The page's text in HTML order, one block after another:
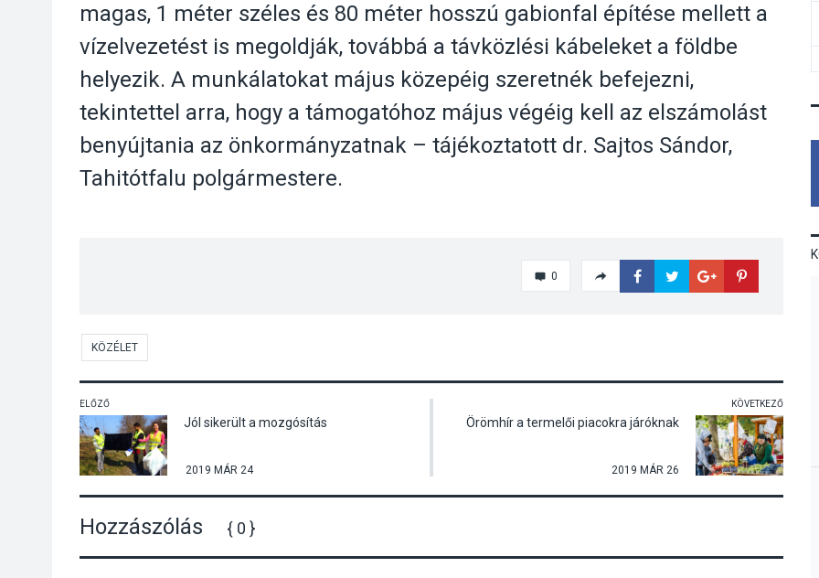
magas, 1 méter széles és 80 méter hosszú gabionfal építése mellett a
vízelvezetést is megoldják, továbbá a távközlési kábeleket a földbe
helyezik. A munkálatokat május közepéig szeretnék befejezni,
tekintettel arra, hogy a támogatóhoz május végéig kell az elszámolást
benyújtania az önkormányzatnak – tájékoztatott dr. Sajtos Sándor,
Tahitótfalu polgármestere.
0
KÖZÉLET
ELŐZŐ
Jól sikerült a mozgósítás
2019 MÁR 24
KÖVETKEZŐ
Örömhír a termelői piacokra járóknak
2019 MÁR 26
Hozzászólás { 0 }